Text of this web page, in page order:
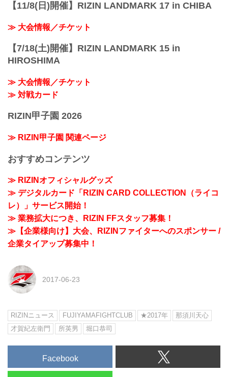
【11/8(日)開催】RIZIN LANDMARK 17 in CHIBA
≫ 大会情報／チケット
【7/18(土)開催】RIZIN LANDMARK 15 in
HIROSHIMA
≫ 大会情報／チケット
≫ 対戦カード
RIZIN甲子園 2026
≫ RIZIN甲子園 関連ページ
おすすめコンテンツ
≫ RIZINオフィシャルグッズ
≫ デジタルカード「RIZIN CARD COLLECTION（ライコ
レ）」サービス開始！
≫ 業務拡大につき、RIZIN FFスタッフ募集！
≫【企業様向け】大会、RIZINファイターへのスポンサー /
企業タイアップ募集中！
2017-06-23
RIZINニュース FUJIYAMAFIGHTCLUB ★2017年
那須川天心
才賀紀左衛門
所英男 堀口恭司
Facebook